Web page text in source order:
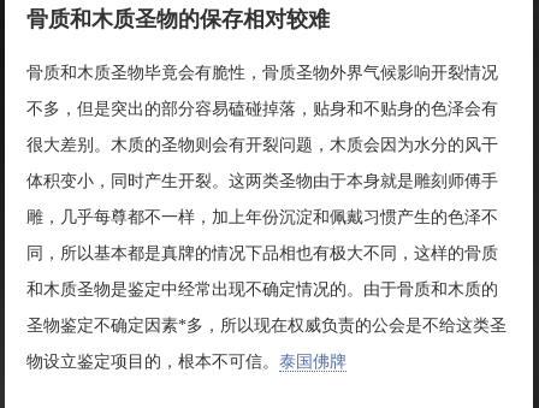
骨质和木质圣物的保存相对较难
骨质和木质圣物毕竟会有脆性，骨质圣物外界气候影响开裂情况
不多，但是突出的部分容易磕碰掉落，贴身和不贴身的色泽会有
很大差别。木质的圣物则会有开裂问题，木质会因为水分的风干
体积变小，同时产生开裂。这两类圣物由于本身就是雕刻师傅手
雕，几乎每尊都不一样，加上年份沉淀和佩戴习惯产生的色泽不
同，所以基本都是真牌的情况下品相也有极大不同，这样的骨质
和木质圣物是鉴定中经常出现不确定情况的。由于骨质和木质的
圣物鉴定不确定因素*多，所以现在权威负责的公会是不给这类圣
物设立鉴定项目的，根本不可信。泰国佛牌